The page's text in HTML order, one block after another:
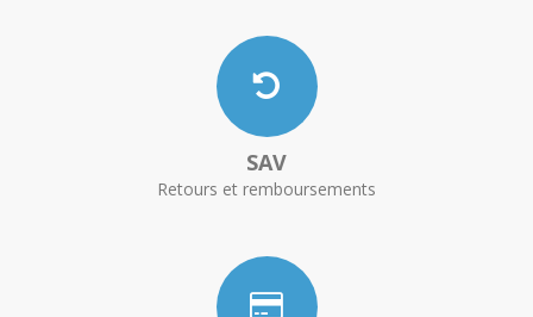
SAV
Retours et remboursements